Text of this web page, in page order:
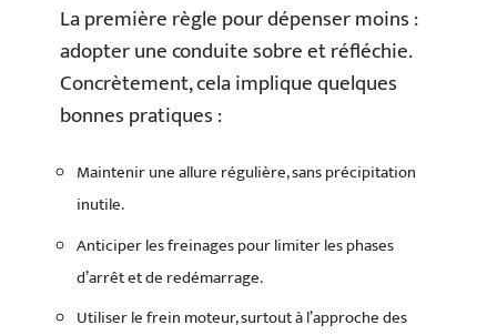
La première règle pour dépenser moins :
adopter une conduite sobre et réfléchie.
Concrètement, cela implique quelques
bonnes pratiques :
Maintenir une allure régulière, sans précipitation
inutile.
Anticiper les freinages pour limiter les phases
d’arrêt et de redémarrage.
Utiliser le frein moteur, surtout à l’approche des